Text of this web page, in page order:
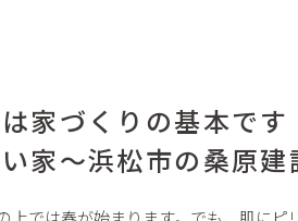
家づくりの基本で
家～浜松市の桑原建